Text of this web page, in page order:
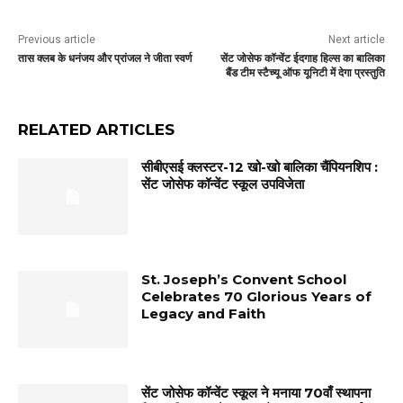
Previous article
तास क्लब के धनंजय और प्रांजल ने जीता स्वर्ण
Next article
सेंट जोसेफ कॉन्वेंट ईदगाह हिल्स का बालिका
बैंड टीम स्टैच्यू ऑफ यूनिटी में देगा प्रस्तुति
RELATED ARTICLES
सीबीएसई क्लस्टर-12 खो-खो बालिका चैंपियनशिप :
सेंट जोसेफ कॉन्वेंट स्कूल उपविजेता
St. Joseph’s Convent School
Celebrates 70 Glorious Years of
Legacy and Faith
सेंट जोसेफ कॉन्वेंट स्कूल ने मनाया 70वाँ स्थापना